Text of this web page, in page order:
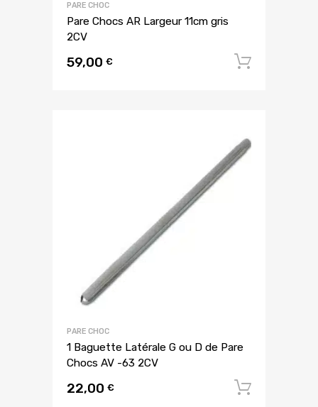
PARE CHOC
Pare Chocs AR Largeur 11cm gris
2CV
59,00 €
PARE CHOC
1 Baguette Latérale G ou D de Pare
Chocs AV -63 2CV
22,00 €